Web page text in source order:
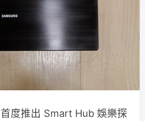
度推出 Smart Hub 娛樂探